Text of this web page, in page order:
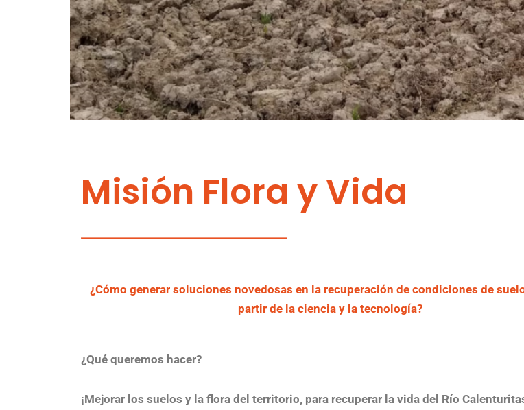
Misión Flora y Vida
¿Cómo generar soluciones novedosas en la recuperación de condiciones de
partir de la ciencia y la tecnología?
¿Qué queremos hacer?
¡Mejorar los suelos y la flora del territorio, para recuperar la vida del Río